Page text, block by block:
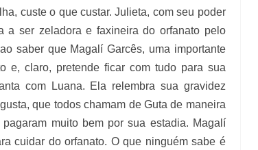
custe o que custar. Julieta, com seu poder
a ser zeladora e faxineira do orfanato pelo
saber que Magalí Garcês, uma importante
e, claro, pretende ficar com tudo para sua
com Luana. Ela relembra sua gravidez
que todos chamam de Guta de maneira
muito bem por sua estadia. Magalí
cuidar do orfanato. O que ninguém sabe é